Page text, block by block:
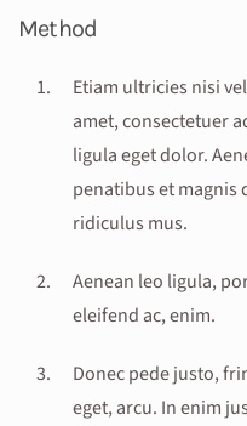
Method
Etiam ultricies nisi
amet, consectetuer
ligula eget dolor.
penatibus et
ridiculus mus.
Aenean leo ligula,
eleifend ac, enim.
Donec pede justo,
eget, arcu. In enim